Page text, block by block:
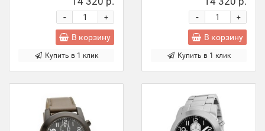
+
-
В корзину
Купить в 1 клик
+
-
В корзину
Купить в 1 клик